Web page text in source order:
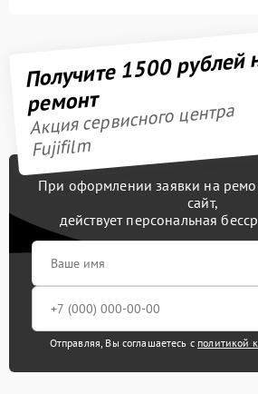
Получите 1500 рублей
ремонт
Акция сервисного центра
Fujifilm
При оформлении заявки на
сайт,
действует персональная
Отправляя, Вы соглашаетесь с политикой